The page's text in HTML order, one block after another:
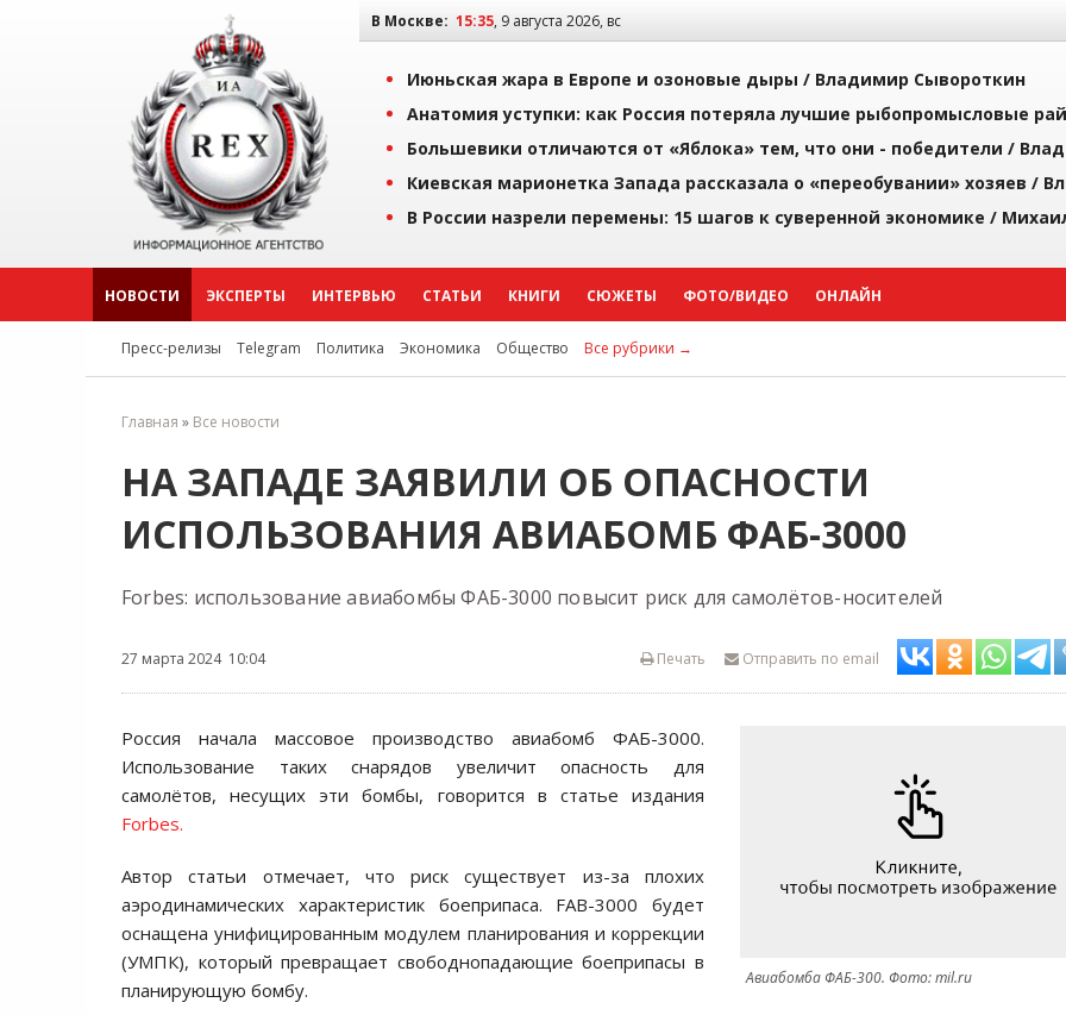
В Москве: 15:35, 9 августа 2026, вс
Июньская жара в Европе и озоновые дыры / Владимир Сывороткин
Анатомия уступки: как Россия потеряла лучшие рыбопромысловые
Большевики отличаются от «Яблока» тем, что они - победители /
Киевская марионетка Запада рассказала о «переобувании» хозяев /
В России назрели перемены: 15 шагов к суверенной экономике /
НОВОСТИ ЭКСПЕРТЫ ИНТЕРВЬЮ СТАТЬИ КНИГИ СЮЖЕТЫ ФОТО/ВИДЕО ОНЛАЙН
Пресс-релизы Telegram Политика Экономика Общество Все рубрики →
Главная » Все новости
НА ЗАПАДЕ ЗАЯВИЛИ ОБ ОПАСНОСТИ
ИСПОЛЬЗОВАНИЯ АВИАБОМБ ФАБ-3000
Forbes: использование авиабомбы ФАБ-3000 повысит риск для самолётов-носителей
27 марта 2024 10:04 Отправить по email
Печать
Авиабомба ФАБ-300. Фото: mil.ru
Россия начала массовое производство авиабомб ФАБ-3000.
Использование таких снарядов увеличит опасность для
самолётов, несущих эти бомбы, говорится в статье издания
Forbes.
Автор статьи отмечает, что риск существует из-за плохих
аэродинамических характеристик боеприпаса. FAB-3000 будет
оснащена унифицированным модулем планирования и коррекции
(УМПК), который превращает свободнопадающие боеприпасы в
планирующую бомбу.